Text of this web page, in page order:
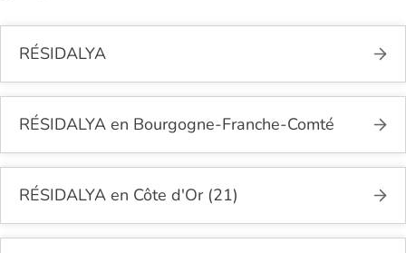
RÉSIDALYA
RÉSIDALYA en Bourgogne-Franche-Comté
RÉSIDALYA en Côte d'Or (21)